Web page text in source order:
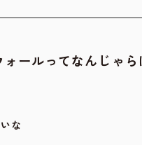
ォールってなんじゃら
な